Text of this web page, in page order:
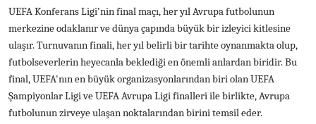
UEFA Konferans Ligi'nin final maçı, her yıl Avrupa futbolunun
merkezine odaklanır ve dünya çapında büyük bir izleyici kitlesine
ulaşır. Turnuvanın finali, her yıl belirli bir tarihte oynanmakta olup,
futbolseverlerin heyecanla beklediği en önemli anlardan biridir. Bu
final, UEFA'nın en büyük organizasyonlarından biri olan UEFA
Şampiyonlar Ligi ve UEFA Avrupa Ligi finalleri ile birlikte, Avrupa
futbolunun zirveye ulaşan noktalarından birini temsil eder.